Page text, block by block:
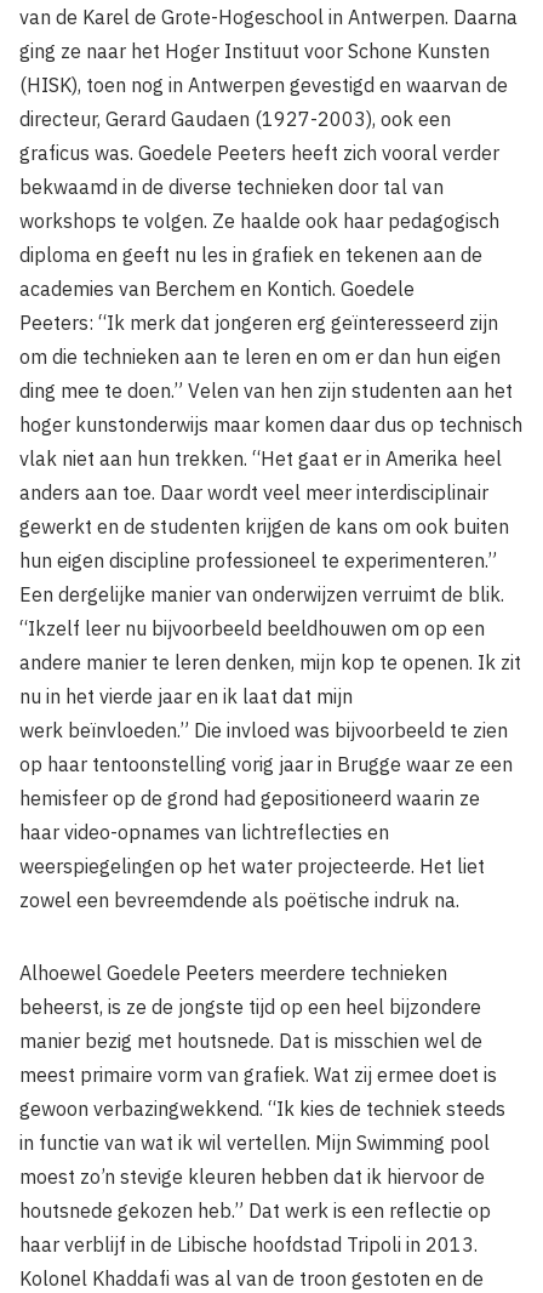
van de Karel de Grote-Hogeschool in Antwerpen. Daarna
ging ze naar het Hoger Instituut voor Schone Kunsten
(HISK), toen nog in Antwerpen gevestigd en waarvan de
directeur, Gerard Gaudaen (1927-2003), ook een
graficus was. Goedele Peeters heeft zich vooral verder
bekwaamd in de diverse technieken door tal van
workshops te volgen. Ze haalde ook haar pedagogisch
diploma en geeft nu les in grafiek en tekenen aan de
academies van Berchem en Kontich. Goedele
Peeters: “Ik merk dat jongeren erg geïnteresseerd zijn
om die technieken aan te leren en om er dan hun eigen
ding mee te doen.” Velen van hen zijn studenten aan het
hoger kunstonderwijs maar komen daar dus op technisch
vlak niet aan hun trekken. “Het gaat er in Amerika heel
anders aan toe. Daar wordt veel meer interdisciplinair
gewerkt en de studenten krijgen de kans om ook buiten
hun eigen discipline professioneel te experimenteren.”
Een dergelijke manier van onderwijzen verruimt de blik.
“Ikzelf leer nu bijvoorbeeld beeldhouwen om op een
andere manier te leren denken, mijn kop te openen. Ik zit
nu in het vierde jaar en ik laat dat mijn
werk beïnvloeden.” Die invloed was bijvoorbeeld te zien
op haar tentoonstelling vorig jaar in Brugge waar ze een
hemisfeer op de grond had gepositioneerd waarin ze
haar video-opnames van lichtreflecties en
weerspiegelingen op het water projecteerde. Het liet
zowel een bevreemdende als poëtische indruk na.
Alhoewel Goedele Peeters meerdere technieken
beheerst, is ze de jongste tijd op een heel bijzondere
manier bezig met houtsnede. Dat is misschien wel de
meest primaire vorm van grafiek. Wat zij ermee doet is
gewoon verbazingwekkend. “Ik kies de techniek steeds
in functie van wat ik wil vertellen. Mijn Swimming pool
moest zo’n stevige kleuren hebben dat ik hiervoor de
houtsnede gekozen heb.” Dat werk is een reflectie op
haar verblijf in de Libische hoofdstad Tripoli in 2013.
Kolonel Khaddafi was al van de troon gestoten en de